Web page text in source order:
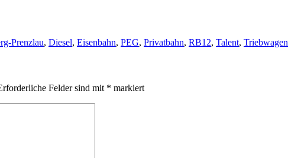
Prenzlau, Diesel, Eisenbahn, PEG, Privatbahn, RB12, Talent, Triebwagen
Felder sind mit * markiert